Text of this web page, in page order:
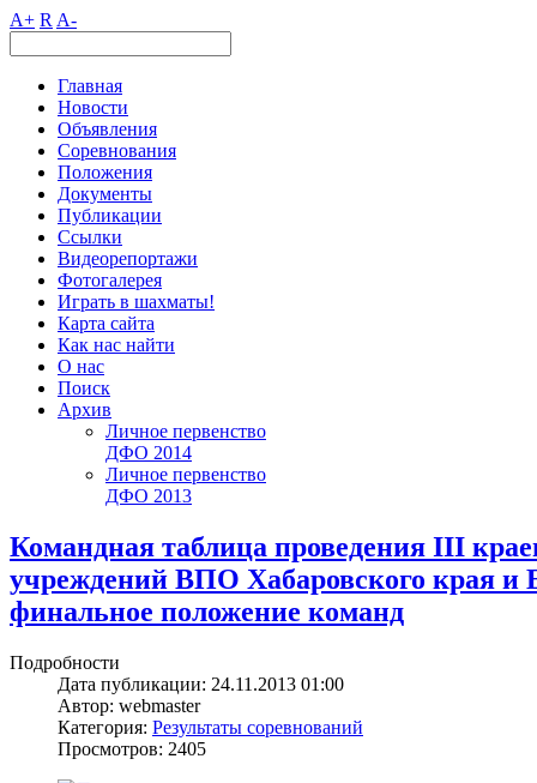
A+ R A-
Главная
Новости
Объявления
Соревнования
Положения
Документы
Публикации
Ссылки
Видеорепортажи
Фотогалерея
Играть в шахматы!
Карта сайта
Как нас найти
О нас
Поиск
Архив
Личное первенство
ДФО 2014
Личное первенство
ДФО 2013
Командная таблица проведения III
учреждений ВПО Хабаровского края
финальное положение команд
Подробности
Дата публикации: 24.11.2013 01:00
Автор: webmaster
Категория: Результаты соревнований
Просмотров: 2405